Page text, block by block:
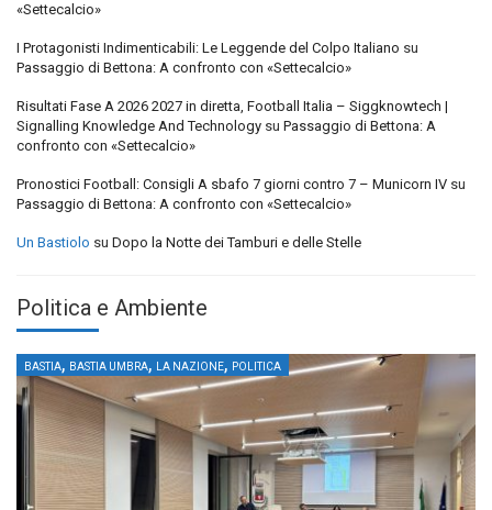
«Settecalcio»
I Protagonisti Indimenticabili: Le Leggende del Colpo Italiano su
Passaggio di Bettona: A confronto con «Settecalcio»
Risultati Fase A 2026 2027 in diretta, Football Italia – Siggknowtech |
Signalling Knowledge And Technology su Passaggio di Bettona: A
confronto con «Settecalcio»
Pronostici Football: Consigli A sbafo 7 giorni contro 7 – Municorn IV su
Passaggio di Bettona: A confronto con «Settecalcio»
Un Bastiolo su Dopo la Notte dei Tamburi e delle Stelle
Politica e Ambiente
BASTIA, BASTIA UMBRA, LA NAZIONE, POLITICA